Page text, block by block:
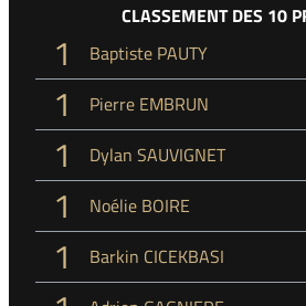
CLASSEMENT DES 10
1 Baptiste PAUTY
1 Pierre EMBRUN
1 Dylan SAUVIGNET
1 Noélie BOIRE
1 Barkin CICEKBASI